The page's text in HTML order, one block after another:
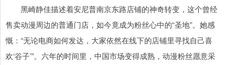
黑崎静佳描述着安尼普南京东路店铺的神奇转变，这个曾经
售卖动漫周边的普通门店，如今竟成为粉丝心中的“圣地”。她感
慨：“无论电商如何发达，大家依然在线下的店铺里寻找自己喜
欢‘谷子’”。六年的时间里，中国市场变得成熟，动漫粉丝愿意采